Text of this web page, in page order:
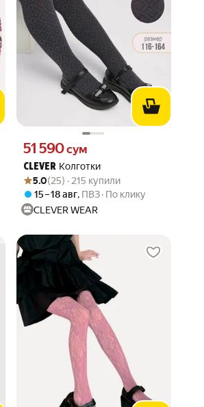
CLEVER Колготки
Цена 51590 сум вместо
51 590сум
Рейтинг товара: 5.0 из 5
Оценок: (25) · 215 купили
5.0(25) · 215 купили
15 – 18 авг, ПВЗ По клику
CLEVER WEAR